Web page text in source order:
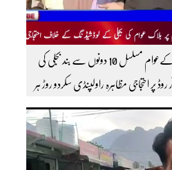
سکردو بگاردو ،قمراہ، شکور آباد بگاردو کےعوام مسلسل 10 دونوں سے بند بجلی کی
احتجاجی مظاہرہ راولپنڈی سکردو روڑ ہر
کے لیے ہمارے یوٹیوب چینل کو